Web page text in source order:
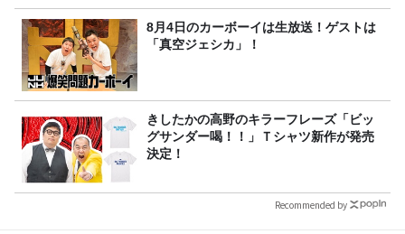
8月4日のカーボーイは生放送！ゲストは
「真空ジェシカ」！
きしたかの高野のキラーフレーズ「ビッ
グサンダー喝！！」Ｔシャツ新作が発売
決定！
Recommended by